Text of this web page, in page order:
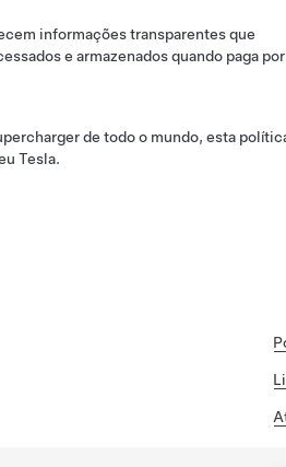
informações transparentes que
e armazenados quando paga
de todo o mundo, esta
Tesla.